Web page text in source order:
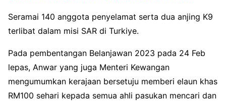
Seramai 140 anggota penyelamat serta dua anjing K9
terlibat dalam misi SAR di Turkiye.
Pada pembentangan Belanjawan 2023 pada 24 Feb
lepas, Anwar yang juga Menteri Kewangan
mengumumkan kerajaan bersetuju memberi elaun khas
RM100 sehari kepada semua ahli pasukan mencari dan